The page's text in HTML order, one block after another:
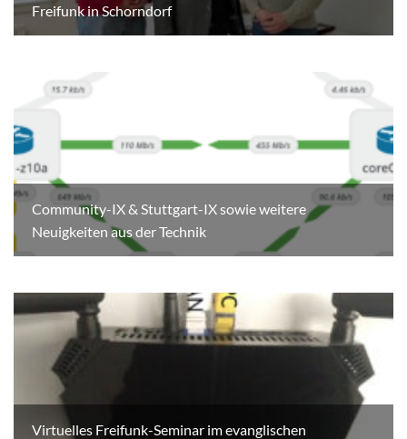
Freifunk in Schorndorf
Community-IX & Stuttgart-IX sowie weitere
Neuigkeiten aus der Technik
Virtuelles Freifunk-Seminar im evanglischen